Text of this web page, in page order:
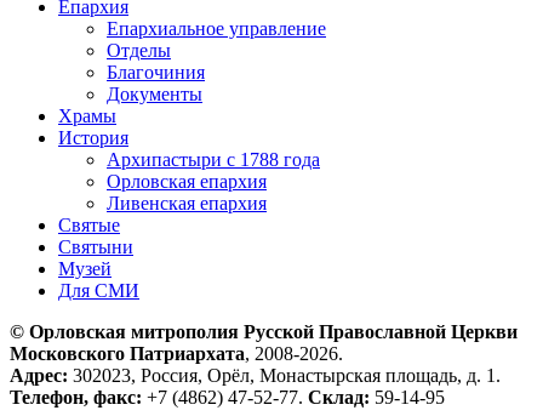
Епархия
Епархиальное управление
Отделы
Благочиния
Документы
Храмы
История
Архипастыри с 1788 года
Орловская епархия
Ливенская епархия
Святые
Святыни
Музей
Для СМИ
© Орловская митрополия Русской Православной Церкви
Московского Патриархата, 2008-2026.
Адрес: 302023, Россия, Орёл, Монастырская площадь, д. 1.
Телефон, факс: +7 (4862) 47-52-77. Склад: 59-14-95